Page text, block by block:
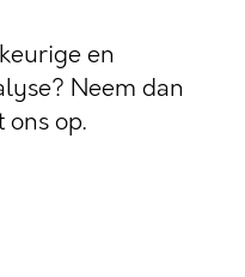
en
Neem dan
op.